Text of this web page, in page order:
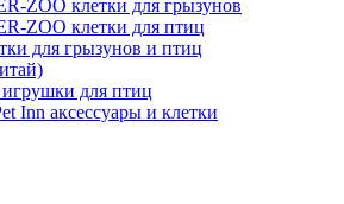
ZOO клетки для грызунов
ZOO клетки для птиц
для грызунов и птиц
игрушки для птиц
Inn аксессуары и клетки